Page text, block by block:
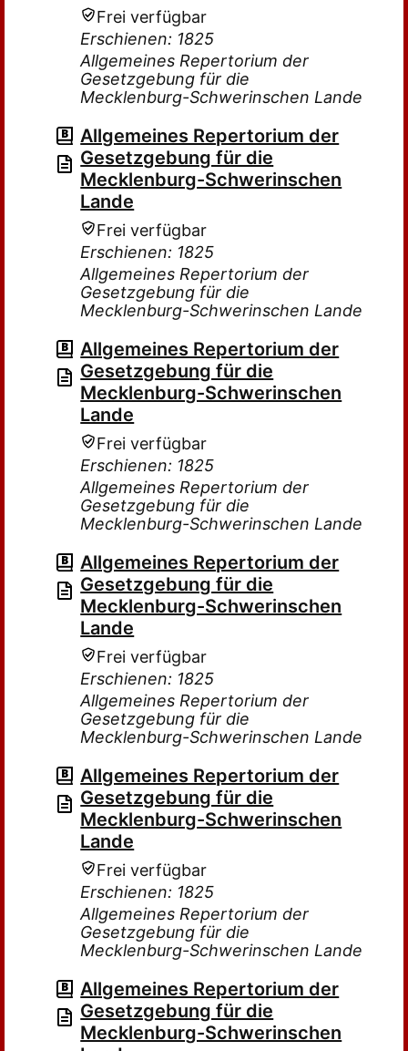
Frei verfügbar
Erschienen: 1825
Allgemeines Repertorium der
Gesetzgebung für die
Mecklenburg-Schwerinschen Lande
Allgemeines Repertorium der
Gesetzgebung für die
Mecklenburg-Schwerinschen
Lande
Frei verfügbar
Erschienen: 1825
Allgemeines Repertorium der
Gesetzgebung für die
Mecklenburg-Schwerinschen Lande
Allgemeines Repertorium der
Gesetzgebung für die
Mecklenburg-Schwerinschen
Lande
Frei verfügbar
Erschienen: 1825
Allgemeines Repertorium der
Gesetzgebung für die
Mecklenburg-Schwerinschen Lande
Allgemeines Repertorium der
Gesetzgebung für die
Mecklenburg-Schwerinschen
Lande
Frei verfügbar
Erschienen: 1825
Allgemeines Repertorium der
Gesetzgebung für die
Mecklenburg-Schwerinschen Lande
Allgemeines Repertorium der
Gesetzgebung für die
Mecklenburg-Schwerinschen
Lande
Frei verfügbar
Erschienen: 1825
Allgemeines Repertorium der
Gesetzgebung für die
Mecklenburg-Schwerinschen Lande
Allgemeines Repertorium der
Gesetzgebung für die
Mecklenburg-Schwerinschen